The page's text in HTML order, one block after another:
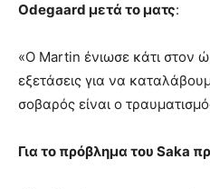
Odegaard μετά το ματς:
«Ο Martin ένιωσε κάτι στον
εξετάσεις για να
σοβαρός είναι ο
Για το πρόβλημα του Saka